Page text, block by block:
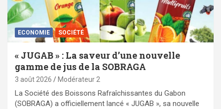
ECONOMIE SOCIÉTÉ
« JUGAB » : La saveur d’une nouvelle
gamme de jus de la SOBRAGA
3 août 2026 Modérateur 2
La Société des Boissons Rafraîchissantes du Gabon
(SOBRAGA) a officiellement lancé « JUGAB », sa nouvelle